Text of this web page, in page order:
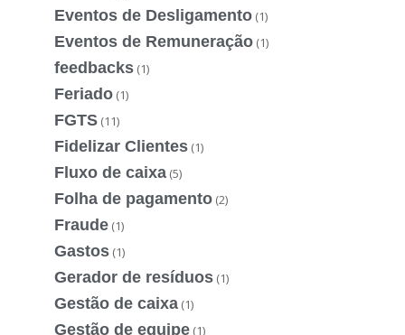
Eventos de Desligamento (1)
Eventos de Remuneração (1)
feedbacks (1)
Feriado (1)
FGTS (11)
Fidelizar Clientes (1)
Fluxo de caixa (5)
Folha de pagamento (2)
Fraude (1)
Gastos (1)
Gerador de resíduos (1)
Gestão de caixa (1)
Gestão de equipe (1)